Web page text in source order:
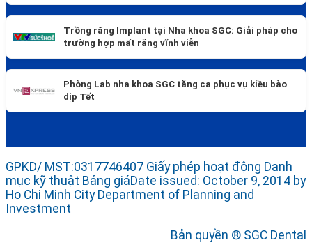
Trồng răng Implant tại Nha khoa SGC: Giải pháp cho
trường hợp mất răng vĩnh viễn
Phòng Lab nha khoa SGC tăng ca phục vụ kiều bào
dịp Tết
GPKD/ MST:0317746407 Giấy phép hoạt động Danh
mục kỹ thuật Bảng giáDate issued: October 9, 2014 by
Ho Chi Minh City Department of Planning and
Investment
Bản quyền ® SGC Dental